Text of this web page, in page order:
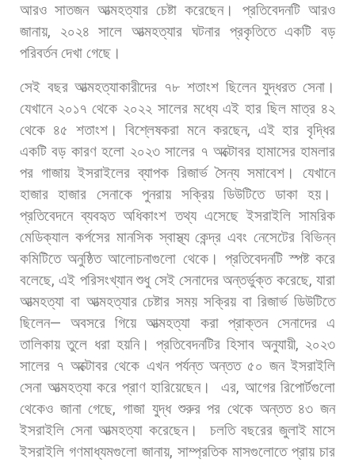
আরও সাতজন আত্মহত্যার চেষ্টা করেছেন। প্রতিবেদনটি আরও
জানায়, ২০২৪ সালে আত্মহত্যার ঘটনার প্রকৃতিতে একটি বড়
পরিবর্তন দেখা গেছে।
সেই বছর আত্মহত্যাকারীদের ৭৮ শতাংশ ছিলেন যুদ্ধরত সেনা।
যেখানে ২০১৭ থেকে ২০২২ সালের মধ্যে এই হার ছিল মাত্র ৪২
থেকে ৪৫ শতাংশ। বিশ্লেষকরা মনে করছেন, এই হার বৃদ্ধির
একটি বড় কারণ হলো ২০২৩ সালের ৭ অক্টোবর হামাসের হামলার
পর গাজায় ইসরাইলের ব্যাপক রিজার্ভ সৈন্য সমাবেশ।
যেখানে
হাজার হাজার সেনাকে পুনরায় সক্রিয় ডিউটিতে ডাকা হয়।
প্রতিবেদনে ব্যবহৃত অধিকাংশ তথ্য এসেছে ইসরাইলি সামরিক
মেডিক্যাল কর্পসের মানসিক স্বাস্থ্য কেন্দ্র এবং নেসেটের বিভিন্ন
কমিটিতে অনুষ্ঠিত আলোচনাগুলো থেকে। প্রতিবেদনটি স্পষ্ট করে
বলেছে,এই পরিসংখ্যান শুধু সেই সেনাদের অন্তর্ভুক্ত করেছে, যারা
আত্মহত্যা বা আত্মহত্যার চেষ্টার সময় সক্রিয় বা রিজার্ভ ডিউটিতে
ছিলেন—অবসরে গিয়ে আত্মহত্যা করা প্রাক্তন সেনাদের এ
তালিকায় তুলে ধরা হয়নি। প্রতিবেদনটির হিসাব অনুযায়ী, ২০২৩
সালের ৭ অক্টোবর থেকে এখন পর্যন্ত অন্তত ৫০ জন ইসরাইলি
সেনা আত্মহত্যা করে প্রাণ হারিয়েছেন। এর, আগের রিপোর্টগুলো
থেকেও জানা গেছে, গাজা যুদ্ধ শুরুর পর থেকে অন্তত ৪৩ জন
ইসরাইলি সেনা আত্মহত্যা করেছেন। চলতি বছরের জুলাই মাসে
ইসরাইলি গণমাধ্যমগুলো জানায়, সাম্প্রতিক মাসগুলোতে প্রায় চার